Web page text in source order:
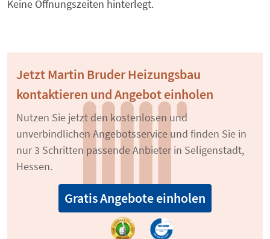
Keine Öffnungszeiten hinterlegt.
Jetzt Martin Bruder Heizungsbau
kontaktieren und Angebot einholen
Nutzen Sie jetzt den kostenlosen und
unverbindlichen Angebotsservice und finden Sie in
nur 3 Schritten passende Anbieter in Seligenstadt,
Hessen.
Gratis Angebote einholen